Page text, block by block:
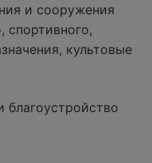
и сооружения
спортивного,
культовые